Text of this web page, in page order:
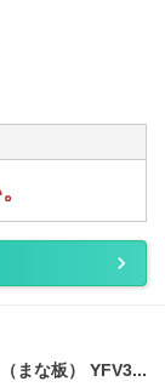
まな板） YFV3...